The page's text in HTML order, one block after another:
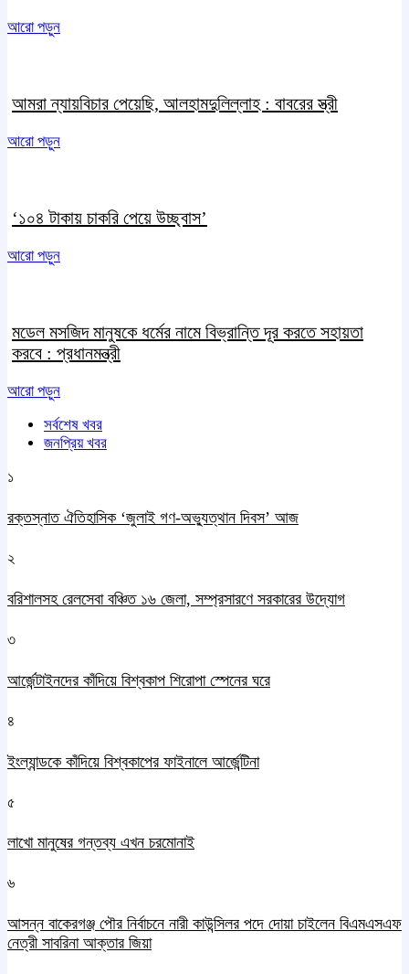
আরো পড়ুন
আমরা ন্যায়বিচার পেয়েছি, আলহামদুলিল্লাহ : বাবরের স্ত্রী
আরো পড়ুন
‘১০৪ টাকায় চাকরি পেয়ে উচ্ছ্বাস’
আরো পড়ুন
মডেল মসজিদ মানুষকে ধর্মের নামে বিভ্রান্তি দূর করতে সহায়তা
করবে : প্রধানমন্ত্রী
আরো পড়ুন
সর্বশেষ খবর
জনপ্রিয় খবর
১
রক্তস্নাত ঐতিহাসিক ‌‘জুলাই গণ-অভ্যুত্থান দিবস’ আজ
২
বরিশালসহ রেলসেবা বঞ্চিত ১৬ জেলা, সম্প্রসারণে সরকারের উদ্যোগ
৩
আর্জেন্টাইনদের কাঁদিয়ে বিশ্বকাপ শিরোপা স্পেনের ঘরে
৪
ইংল্যান্ডকে কাঁদিয়ে বিশ্বকাপের ফাইনালে আর্জেন্টিনা
৫
লাখো মানুষের গন্তব্য এখন চরমোনাই
৬
আসন্ন বাকেরগঞ্জ পৌর নির্বাচনে নারী কাউন্সিলর পদে দোয়া চাইলেন বিএমএসএফ
নেত্রী সাবরিনা আক্তার জিয়া